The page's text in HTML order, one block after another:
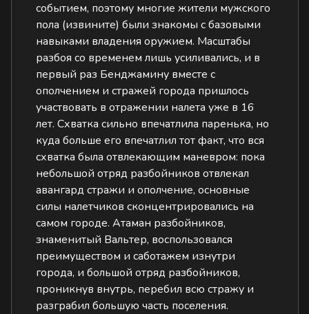
событием, поэтому многие жители мужского
пола (извините) были знакомы с базовыми
навыками владения оружием. Масштабы
разбоя со временем лишь усиливались, и в
первый раз Бенджамину вместе с
ополчением и стражей города пришлось
участвовать в отражении налета уже в 16
лет. Схватка сильно впечатлила паренька, но
куда больше его впечатлил тот факт, что вся
схватка была отвлекающим маневром: пока
небольшой отряд разбойников отвлекал
авангард стражи и ополчение, основные
силы налетчиков сконцентрировались на
самом городе. Атаман разбойников,
знаменитый Вальтер, воспользовался
преимуществом и саботажем изнутри
города, и большой отряд разбойников,
проникнув внутрь, перебил всю стражу и
разграбил большую часть поселения.